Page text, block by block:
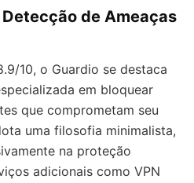
Detecção de Ameaças
10, o Guardio se destaca
em bloquear
que comprometam seu
uma filosofia minimalista,
na proteção
adicionais como VPN